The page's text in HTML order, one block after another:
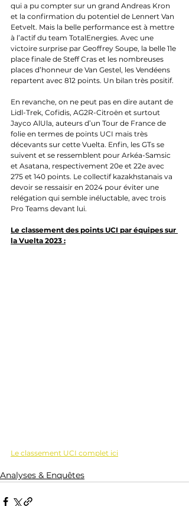
qui a pu compter sur un grand Andreas Kron
et la confirmation du potentiel de Lennert Van
Eetvelt. Mais la belle performance est à mettre
à l’actif du team TotalEnergies. Avec une
victoire surprise par Geoffrey Soupe, la belle 11e
place finale de Steff Cras et les nombreuses
places d’honneur de Van Gestel, les Vendéens
repartent avec 812 points. Un bilan très positif.
En revanche, on ne peut pas en dire autant de
Lidl-Trek, Cofidis, AG2R-Citroën et surtout
Jayco AlUla, auteurs d’un Tour de France de
folie en termes de points UCI mais très
décevants sur cette Vuelta. Enfin, les GTs se
suivent et se ressemblent pour Arkéa-Samsic
et Asatana, respectivement 20e et 22e avec
275 et 140 points. Le collectif kazakhstanais va
devoir se ressaisir en 2024 pour éviter une
relégation qui semble inéluctable, avec trois
Pro Teams devant lui.
Le classement des points UCI par équipes sur
la Vuelta 2023 :
Le classement UCI complet ici
Analyses & Enquêtes